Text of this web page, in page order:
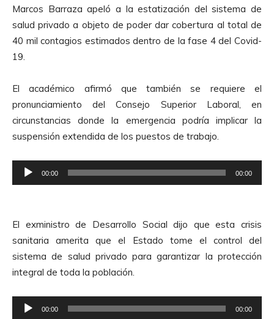
e
A
u
d
o
o
d
u
c
o
r
d
e
A
o
Marcos Barraza apeló a la estatización del sistema de
salud privado a objeto de poder dar cobertura al total de
40 mil contagios estimados dentro de la fase 4 del Covid-
19.
El académico afirmó que también se requiere el
pronunciamiento del Consejo Superior Laboral, en
circunstancias donde la emergencia podría implicar la
suspensión extendida de los puestos de trabajo.
e
o
d
u
c
t
00:00 00:00
El exministro de Desarrollo Social dijo que esta crisis
sanitaria amerita que el Estado tome el control del
sistema de salud privado para garantizar la protección
integral de toda la población.
00:00 00:00